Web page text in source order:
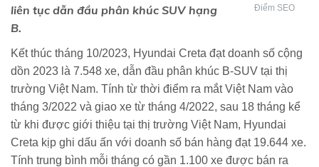
Điểm SEO
liên tục dẫn đầu phân khúc SUV hạng
B.
Kết thúc tháng 10/2023, Hyundai Creta đạt doanh số cộng
dồn 2023 là 7.548 xe, dẫn đầu phân khúc B-SUV tại thị
trường Việt Nam. Tính từ thời điểm ra mắt Việt Nam vào
tháng 3/2022 và giao xe từ tháng 4/2022, sau 18 tháng kể
từ khi được giới thiệu tại thị trường Việt Nam, Hyundai
Creta kịp ghi dấu ấn với doanh số bán hàng đạt 19.644 xe.
Tính trung bình mỗi tháng có gần 1.100 xe được bán ra